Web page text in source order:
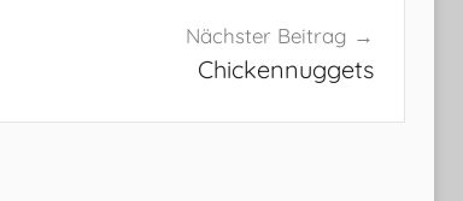
Nächster Beitrag
Chickennuggets